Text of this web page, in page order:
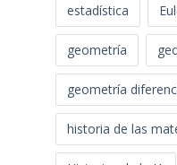
estadística
geometría
geometría
historia de las